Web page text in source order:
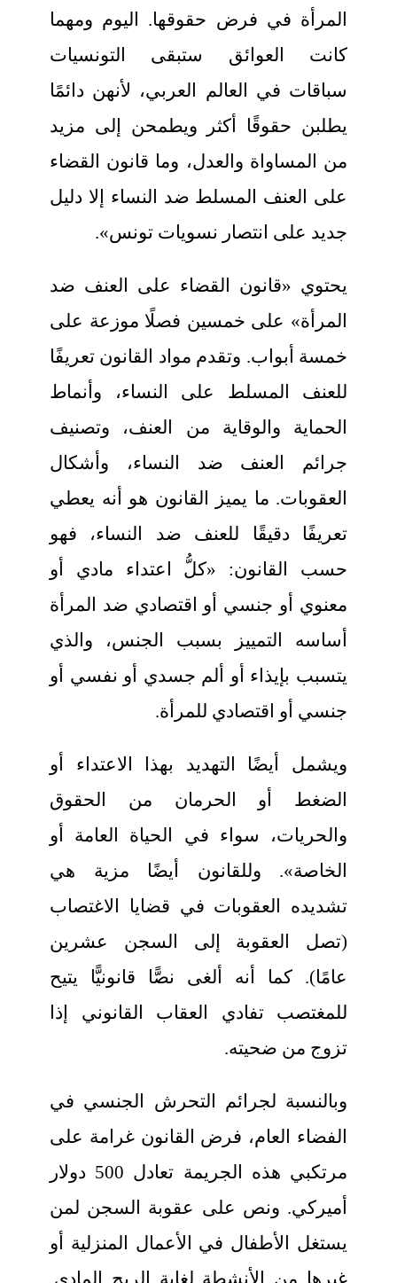
المرأة في فرض حقوقها. اليوم ومهما
كانت العوائق ستبقى التونسيات
سباقات في العالم العربي، لأنهن دائمًا
يطلبن حقوقًا أكثر ويطمحن إلى مزيد
من المساواة والعدل، وما قانون القضاء
على العنف المسلط ضد النساء إلا دليل
جديد على انتصار نسويات تونس».
يحتوي «قانون القضاء على العنف ضد
المرأة» على خمسين فصلًا موزعة على
خمسة أبواب. وتقدم مواد القانون تعريفًا
للعنف المسلط على النساء، وأنماط
الحماية والوقاية من العنف، وتصنيف
جرائم العنف ضد النساء، وأشكال
العقوبات. ما يميز القانون هو أنه يعطي
تعريفًا دقيقًا للعنف ضد النساء، فهو
حسب القانون: «كلُّ اعتداء مادي أو
معنوي أو جنسي أو اقتصادي ضد المرأة
أساسه التمييز بسبب الجنس، والذي
يتسبب بإيذاء أو ألم جسدي أو نفسي أو
جنسي أو اقتصادي للمرأة.
ويشمل أيضًا التهديد بهذا الاعتداء أو
الضغط أو الحرمان من الحقوق
والحريات، سواء في الحياة العامة أو
الخاصة». وللقانون أيضًا مزية هي
تشديده العقوبات في قضايا الاغتصاب
(تصل العقوبة إلى السجن عشرين
عامًا). كما أنه ألغى نصًّا قانونيًّا يتيح
للمغتصب تفادي العقاب القانوني إذا
تزوج من ضحيته.
وبالنسبة لجرائم التحرش الجنسي في
الفضاء العام، فرض القانون غرامة على
مرتكبي هذه الجريمة تعادل 500 دولار
أميركي. ونص على عقوبة السجن لمن
يستغل الأطفال في الأعمال المنزلية أو